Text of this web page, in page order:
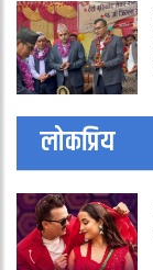
लोकप्रिय